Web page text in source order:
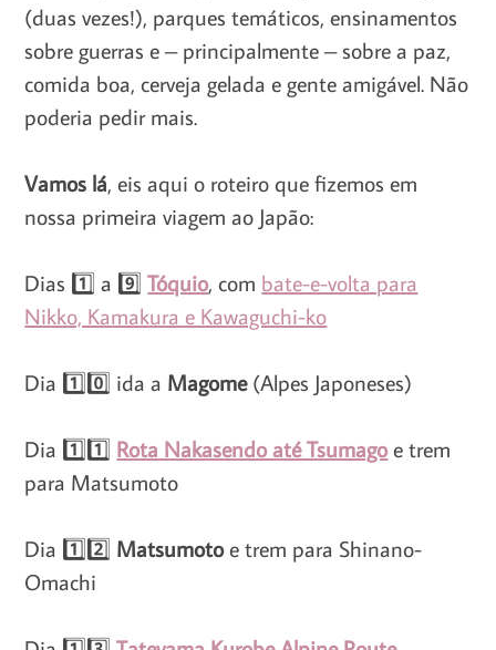
(duas vezes!), parques temáticos, ensinamentos
sobre guerras e – principalmente – sobre a paz,
comida boa, cerveja gelada e gente amigável. Não
poderia pedir mais.
Vamos lá, eis aqui o roteiro que fizemos em
nossa primeira viagem ao Japão:
Dias 1️⃣ a 9️⃣Tóquio, com bate-e-volta para
Nikko, Kamakura e Kawaguchi-ko
Dia 1️⃣0️⃣ ida a Magome(Alpes Japoneses)
Dia 1️⃣1️⃣ Rota Nakasendo até Tsumagoe trem
para Matsumoto
Dia 1️⃣2️⃣ Matsumotoe trem para Shinano-
Omachi